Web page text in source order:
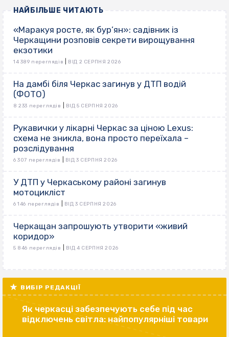
НАЙБІЛЬШЕ ЧИТАЮТЬ
«Маракуя росте, як бур’ян»: садівник із
Черкащини розповів секрети вирощування
екзотики
14 389 переглядів ВІД 2 СЕРПНЯ 2026
На дамбі біля Черкас загинув у ДТП водій
(ФОТО)
8 233 переглядів ВІД 5 СЕРПНЯ 2026
Рукавички у лікарні Черкас за ціною Lexus:
схема не зникла, вона просто переїхала –
розслідування
6 307 переглядів ВІД 3 СЕРПНЯ 2026
У ДТП у Черкаському районі загинув
мотоцикліст
6 146 переглядів ВІД 3 СЕРПНЯ 2026
Черкащан запрошують утворити «живий
коридор»
5 846 переглядів ВІД 4 СЕРПНЯ 2026
ВИБІР РЕДАКЦІЇ
Як черкасці забезпечують себе під час
відключень світла: найпопулярніші товари